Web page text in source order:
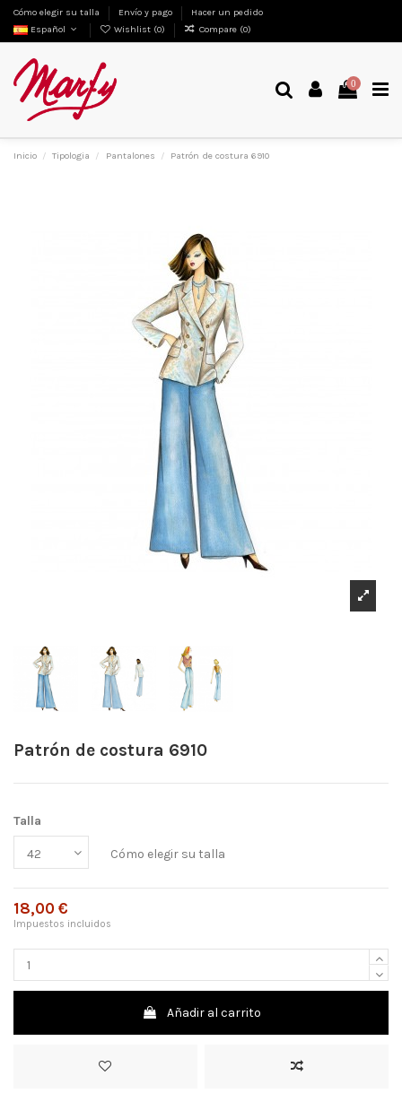
Cómo elegir su talla Envío y pago
Hacer un pedido
Español
Wishlist (0) Compare (0)
0
Inicio Tipologia Pantalones Patrón de costura 6910
Patrón de costura 6910
Talla
Cómo elegir su talla
18,00 €
Impuestos incluidos
Añadir al carrito